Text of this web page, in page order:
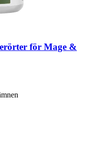
för Mage &